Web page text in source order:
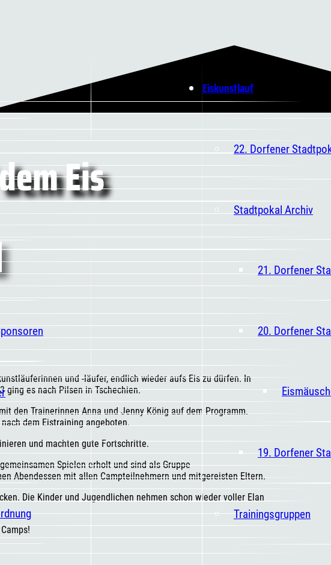
Eiskunstlauf
22. Dorfener
Stadtpokal Archiv
21. Dorfener
20. Dorfener
19. Dorfener
Trainingsgruppen
Eis
und -läufer, endlich wieder aufs Eis zu dürfen. In
ging es nach Pilsen in Tschechien.
den Trainerinnen Anna und Jenny König auf dem Programm.
dem Eistraining angeboten.
und machten gute Fortschritte.
Spielen erholt und sind als Gruppe
Abendessen mit allen Campteilnehmern und mitgereisten Eltern.
Die Kinder und Jugendlichen nehmen schon wieder voller Elan